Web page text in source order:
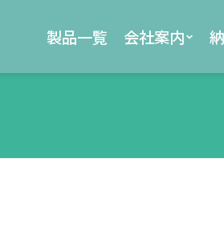
製品一覧 会社案内